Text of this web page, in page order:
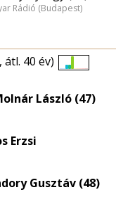
Rádió (Budapest)
átl. 40 év)
eloszlás
László (47)
Erzsi
Gusztáv (48)